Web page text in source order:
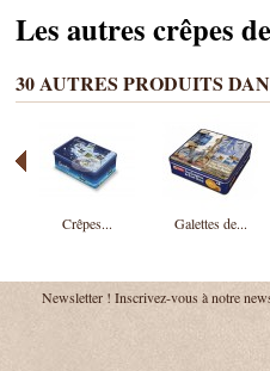
Les autres crêpes
30 AUTRES PRODUITS
Crêpes... Galettes de...
Newsletter ! Inscrivez-vous à notre